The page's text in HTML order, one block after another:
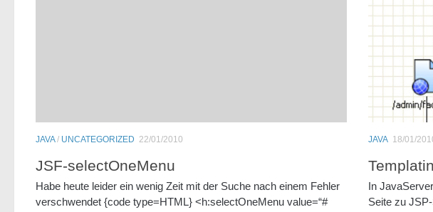
JAVA/ UNCATEGORIZED 22/01/2010
JSF-selectOneMenu
Habe heute leider ein wenig Zeit mit der Suche nach einem Fehler
verschwendet {code type=HTML} <h:selectOneMenu value=“#
JAVA 18/01/
In
Seite zu